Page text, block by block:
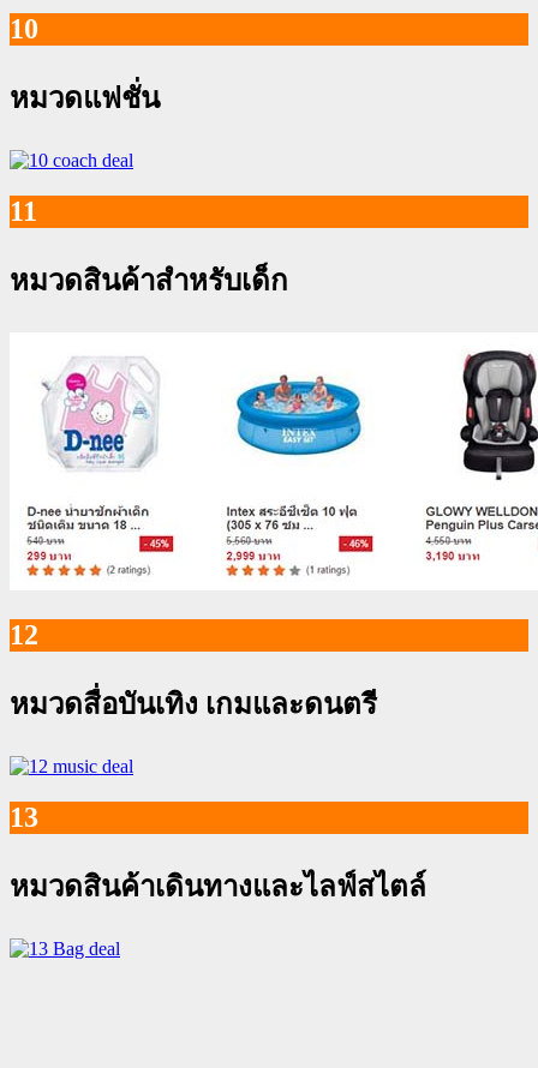
10
หมวดแฟชั่น
11
หมวดสินค้าสำหรับเด็ก
12
หมวดสื่อบันเทิง เกมและดนตรี
13
หมวดสินค้าเดินทางและไลฟ์สไตล์